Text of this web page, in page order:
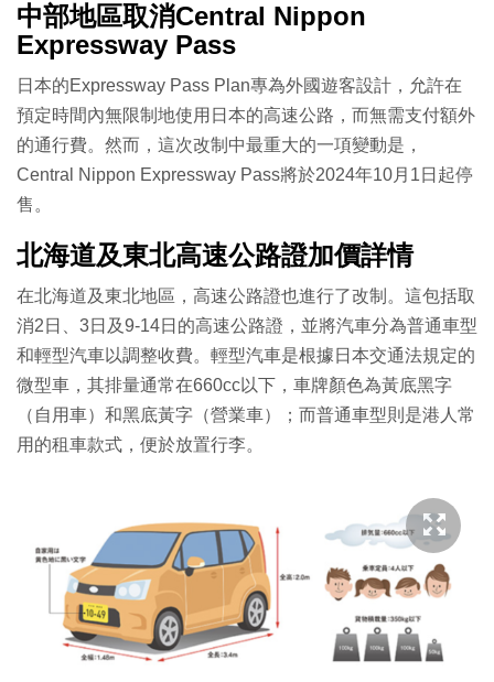
中部地區取消Central Nippon
Expressway Pass
日本的Expressway Pass Plan專為外國遊客設計，允許在
預定時間內無限制地使用日本的高速公路，而無需支付額外
的通行費。然而，這次改制中最重大的一項變動是，
Central Nippon Expressway Pass將於2024年10月1日起停
售。
北海道及東北高速公路證加價詳情
在北海道及東北地區，高速公路證也進行了改制。這包括取
消2日、3日及9-14日的高速公路證，並將汽車分為普通車型
和輕型汽車以調整收費。輕型汽車是根據日本交通法規定的
微型車，其排量通常在660cc以下，車牌顏色為黃底黑字
（自用車）和黑底黃字（營業車）；而普通車型則是港人常
用的租車款式，便於放置行李。